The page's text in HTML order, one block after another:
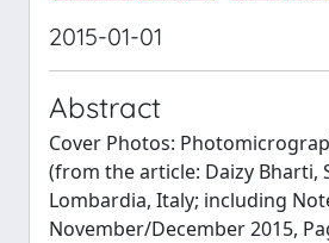
2015-01-01
Abstract
Cover Photos:
(from the article: Daizy Bharti,
Lombardia, Italy; including
November/December 2015,